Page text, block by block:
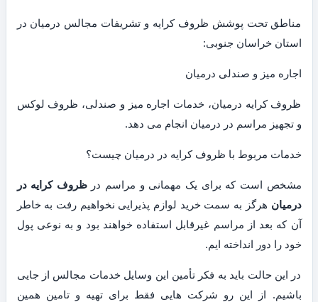
مناطق تحت پوشش ظروف کرایه و تشریفات مجالس درمیان در
استان خراسان جنوبی:
اجاره میز و صندلی درمیان
ظروف کرایه درمیان، خدمات اجاره میز و صندلی، ظروف لوکس
و تجهیز مراسم در درمیان انجام می دهد.
خدمات مربوط با ظروف کرایه در درمیان چیست؟
مشخص است که برای یک مهمانی و مراسم درظروف کرایه در
درمیان هرگز به سمت خرید لوازم پذیرایی نخواهیم رفت به خاطر
آن که بعد از مراسم غیرقابل استفاده خواهند بود و به نوعی پول
خود را دور انداخته ایم.
در این حالت باید به فکر تأمین این وسایل خدمات مجالس از جایی
باشیم. از این رو شرکت هایی فقط برای تهیه و تامین همین